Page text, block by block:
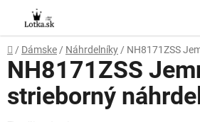
obsah
Domov
/ Dámske / Náhrdelníky / NH8171ZSS
NH8171ZSS
strieborný